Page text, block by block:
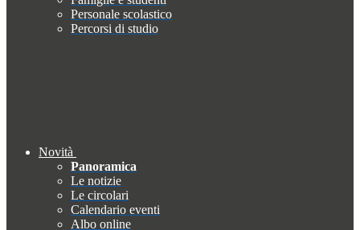
Personale scolastico
Percorsi di studio
Novità
Panoramica
Le notizie
Le circolari
Calendario eventi
Albo online